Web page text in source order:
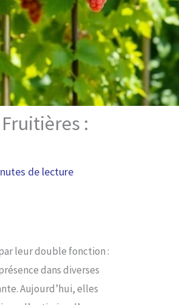
:
de lecture
leur double fonction :
dans diverses
Aujourd’hui, elles